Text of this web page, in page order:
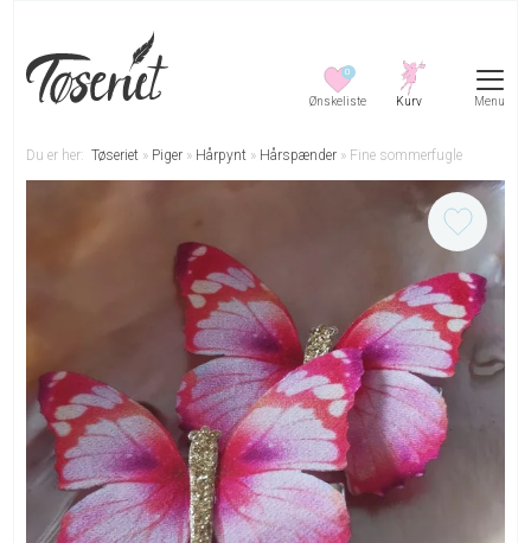
0
Menu
Du er her:Tøseriet » Piger » Hårpynt » Hårspænder » Fine sommerfugle